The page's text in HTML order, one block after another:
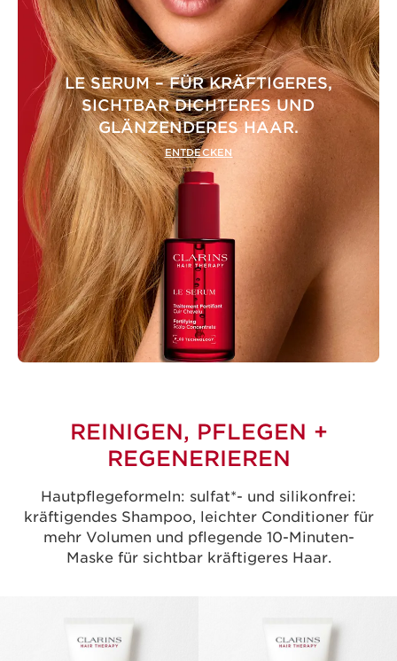
LE SERUM – FÜR KRÄFTIGERES,
SICHTBAR DICHTERES UND
GLÄNZENDERES HAAR.
ENTDECKEN
REINIGEN, PFLEGEN +
REGENERIEREN
Hautpflegeformeln: sulfat*- und silikonfrei:
kräftigendes Shampoo, leichter Conditioner für
mehr Volumen und pflegende 10-Minuten-
Maske für sichtbar kräftigeres Haar.